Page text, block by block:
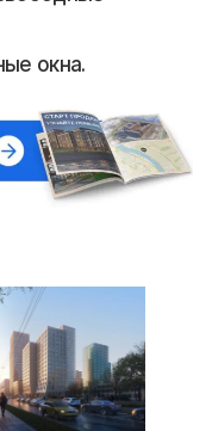
окна.